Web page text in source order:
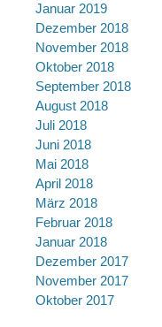
Januar 2019
Dezember 2018
November 2018
Oktober 2018
September 2018
August 2018
Juli 2018
Juni 2018
Mai 2018
April 2018
März 2018
Februar 2018
Januar 2018
Dezember 2017
November 2017
Oktober 2017